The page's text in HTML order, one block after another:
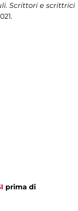
Scrittori e scrittrici
prima di